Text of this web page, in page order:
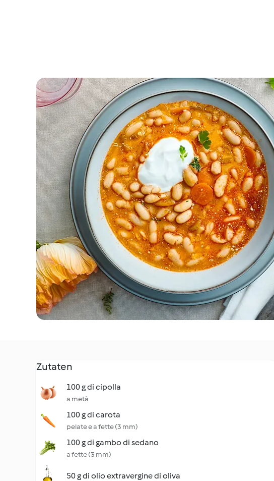
Zutaten
100 g di cipolla
a metà
100 g di carota
pelate e a fette (3 mm)
100 g di gambo di sedano
a fette (3 mm)
50 g di olio extravergine di oliva